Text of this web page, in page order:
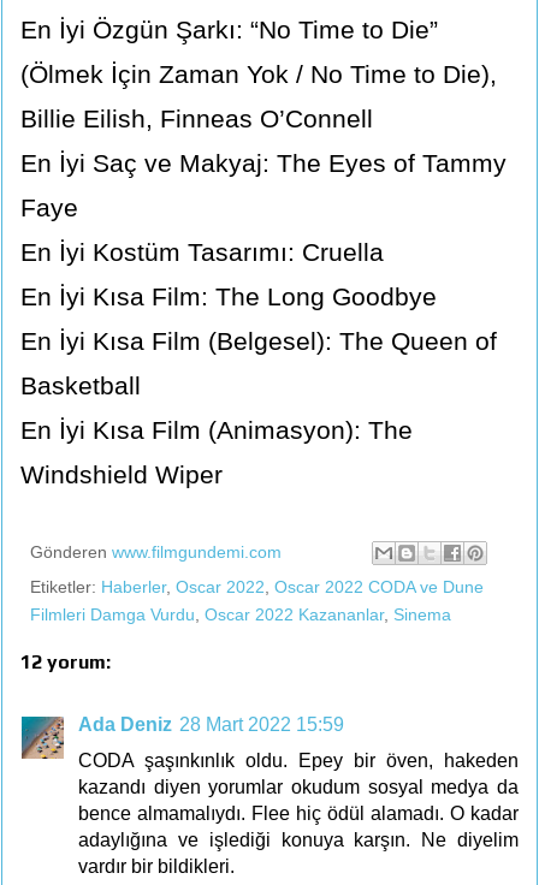
En İyi Özgün Şarkı: “No Time to Die”
(Ölmek İçin Zaman Yok / No Time to Die),
Billie Eilish, Finneas O’Connell
En İyi Saç ve Makyaj: The Eyes of Tammy
Faye
En İyi Kostüm Tasarımı: Cruella
En İyi Kısa Film: The Long Goodbye
En İyi Kısa Film (Belgesel): The Queen of
Basketball
En İyi Kısa Film (Animasyon): The
Windshield Wiper
Gönderen www.filmgundemi.com
Etiketler: Haberler, Oscar 2022 Oscar 2022 CODA ve Dune
Filmleri Damga Vurdu Oscar 2022 Kazananlar, Sinema
12 yorum:
Ada Deniz 28 Mart 2022 15:59
CODA şaşınkınlık oldu. Epey bir öven, hakeden
kazandı diyen yorumlar okudum sosyal medya da
bence almamalıydı. Flee hiç ödül alamadı. O kadar
adaylığına ve işlediği konuya karşın. Ne diyelim
vardır bir bildikleri.